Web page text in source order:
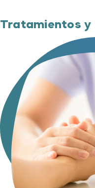
Tratamientos y